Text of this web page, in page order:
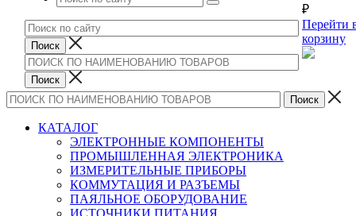
₽
Перейти
корзину
КАТАЛОГ
ЭЛЕКТРОННЫЕ КОМПОНЕНТЫ
ПРОМЫШЛЕННАЯ ЭЛЕКТРОНИКА
ИЗМЕРИТЕЛЬНЫЕ ПРИБОРЫ
КОММУТАЦИЯ И РАЗЪЕМЫ
ПАЯЛЬНОЕ ОБОРУДОВАНИЕ
ИСТОЧНИКИ ПИТАНИЯ